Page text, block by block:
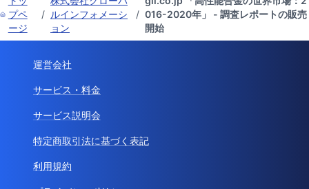
プペ
ージ
/ ルインフォメーシ
ョン
/ 016-2020年」 - 調査レポートの販売
開始
運営会社
サービス・料金
サービス説明会
特定商取引法に基づく表記
利用規約